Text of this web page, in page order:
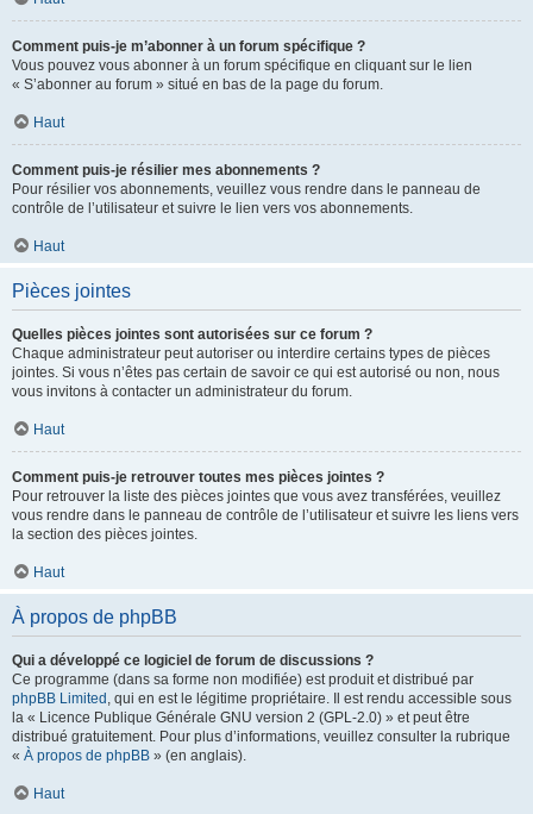
Comment puis-je m’abonner à un forum spécifique ?
Vous pouvez vous abonner à un forum spécifique en cliquant sur le lien
« S’abonner au forum » situé en bas de la page du forum.
Haut
Comment puis-je résilier mes abonnements ?
Pour résilier vos abonnements, veuillez vous rendre dans le panneau de
contrôle de l’utilisateur et suivre le lien vers vos abonnements.
Haut
Pièces jointes
Quelles pièces jointes sont autorisées sur ce forum ?
Chaque administrateur peut autoriser ou interdire certains types de pièces
jointes. Si vous n’êtes pas certain de savoir ce qui est autorisé ou non, nous
vous invitons à contacter un administrateur du forum.
Haut
Comment puis-je retrouver toutes mes pièces jointes ?
Pour retrouver la liste des pièces jointes que vous avez transférées, veuillez
vous rendre dans le panneau de contrôle de l’utilisateur et suivre les liens vers
la section des pièces jointes.
Haut
À propos de phpBB
Qui a développé ce logiciel de forum de discussions ?
Ce programme (dans sa forme non modifiée) est produit et distribué par
phpBB Limited , qui en est le légitime propriétaire. Il est rendu accessible sous
la « Licence Publique Générale GNU version 2 (GPL-2.0) » et peut être
distribué gratuitement. Pour plus d’informations, veuillez consulter la rubrique
« À propos de phpBB » (en anglais).
Haut